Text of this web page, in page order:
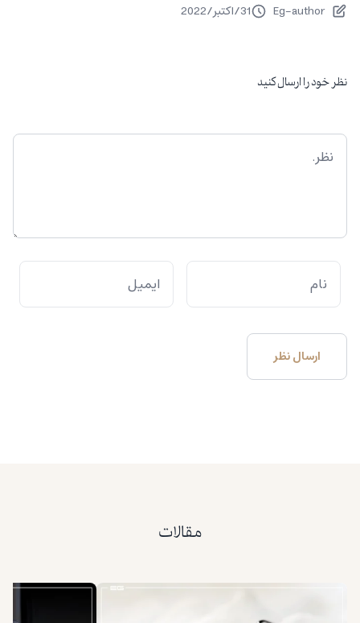
Eg-author
31
/اکتبر/
2022
نظر خود را ارسال کنید
مقالات